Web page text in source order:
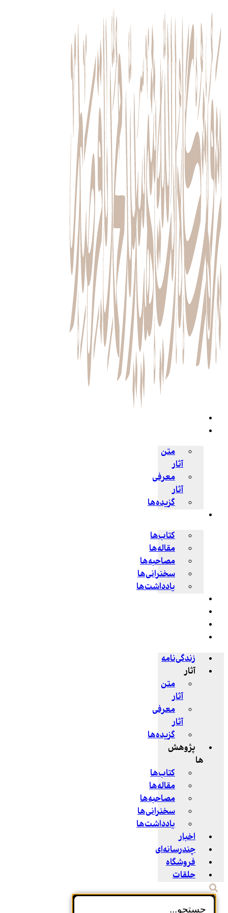
محتوا
متن
آثار
معرفی
آثار
گزیده‌ها
کتاب‌ها
مقاله‌ها
مصاحبه‌ها
سخنرانی‌ها
یادداشت‌ها
زندگی‌نامه
آثار
متن
آثار
معرفی
آثار
گزیده‌ها
پژوهش
ها
کتاب‌ها
مقاله‌ها
مصاحبه‌ها
سخنرانی‌ها
یادداشت‌ها
اخبار
چندرسانه‌ای
فروشگاه
حلقات